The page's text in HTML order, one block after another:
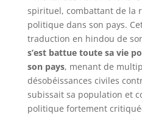
spirituel, combattant de la
politique dans son pays.
traduction en hindou de
s’est battue toute sa vie
son pays, menant de
désobéissances civiles
subissait sa population et
politique fortement